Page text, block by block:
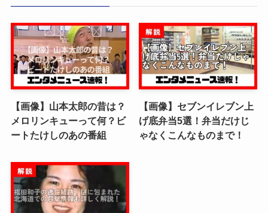
【画像】山本太郎の昔は？
メロリンキューって何？ビ
ートたけしのあの番組
【画像】セブンイレブン上
げ底弁当5選！弁当だけじ
ゃなくこんなものまで！